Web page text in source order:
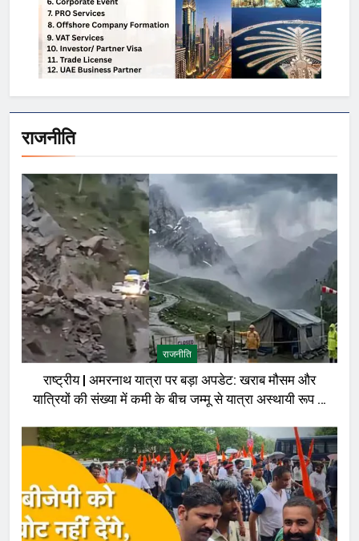
राजनीति
राजनीति
राष्ट्रीय | अमरनाथ यात्रा पर बड़ा अपडेट: खराब मौसम और
यात्रियों की संख्या में कमी के बीच जम्मू से यात्रा अस्थायी रूप से